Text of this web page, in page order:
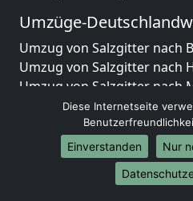
Umzüge-
Umzug von Salzgitter nach
Umzug von Salzgitter nach
Umzug von Salzgitter nach
Umzug von Salzgitter nach
Umzug von Salzgitter nach
Umzug von Salzgitter nach
Umzug von Salzgitter nach
Umzug von Salzgitter nach
Diese Internetseite
Einverstanden
Nur